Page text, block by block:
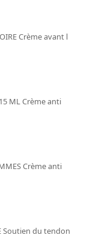
Crème avant l
ML Crème anti
Crème anti
Soutien du tendon